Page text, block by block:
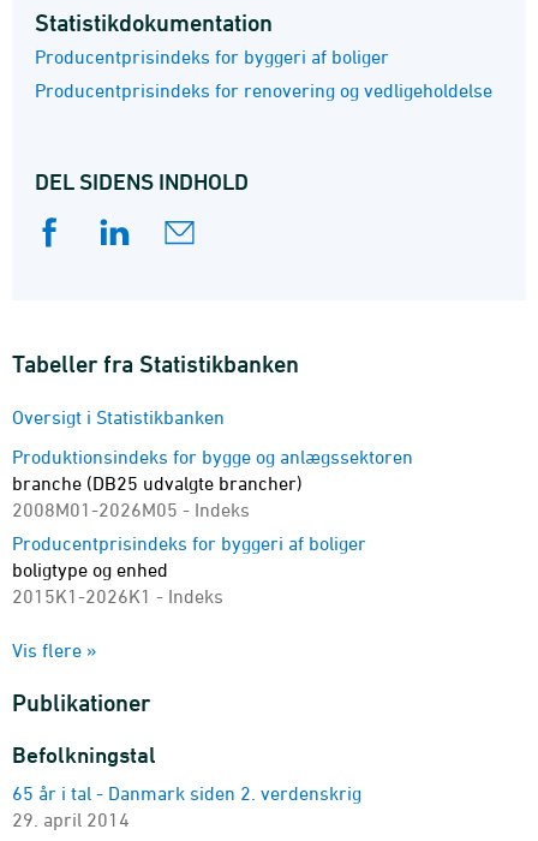
Statistik­dokumentation
Producentprisindeks for byggeri af boliger
Producentprisindeks for renovering og vedligeholdelse
DEL SIDENS INDHOLD
Tabeller fra Statistikbanken
Oversigt i Statistikbanken
Produktionsindeks for bygge og anlægssektoren
branche (DB25 udvalgte brancher)
2008M01-2026M05 - Indeks
Producentprisindeks for byggeri af boliger
boligtype og enhed
2015K1-2026K1 - Indeks
hovedindeks, delindeks, art og enhed
Omkostningsindeks for anlæg
indekstype og enhed
1986K3-2026K1 - Indeks
Producentprisindeks for renovering og vedligeholdelse
arbejdets art og enhed
Vis flere »
Publikationer
Befolkningstal
65 år i tal - Danmark siden 2. verdenskrig
29. april 2014